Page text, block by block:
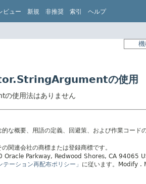
ビュー 新規 非推奨 索引 ヘルプ
の使用
使用法はありません
な概要、用語の定義、回避策、および作業コー
関連会社の商標または登録商標です。
Parkway, Redwood Shores, CA 94065
テーション再配布ポリシー」 に従います。 Modify .